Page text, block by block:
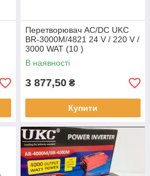
Перетворювач AC/DC UKC
BR-3000M/4821 24 V / 220 V /
3000 WAT (10 )
В наявності
3 877,50 ₴
Купити